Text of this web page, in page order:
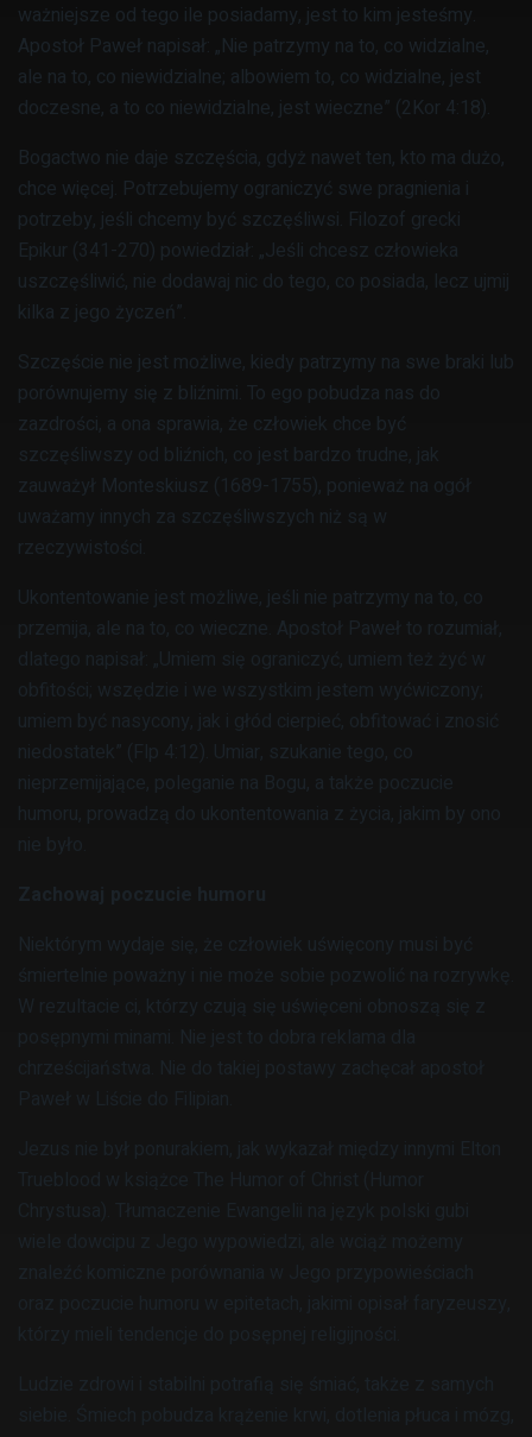
ważniejsze od tego ile posiadamy, jest to kim jesteśmy.
Apostoł Paweł napisał: „Nie patrzymy na to, co widzialne,
ale na to, co niewidzialne; albowiem to, co widzialne, jest
doczesne, a to co niewidzialne, jest wieczne” (2Kor 4:18).
Bogactwo nie daje szczęścia, gdyż nawet ten, kto ma dużo,
chce więcej. Potrzebujemy ograniczyć swe pragnienia i
potrzeby, jeśli chcemy być szczęśliwsi. Filozof grecki
Epikur (341-270) powiedział: „Jeśli chcesz człowieka
uszczęśliwić, nie dodawaj nic do tego, co posiada, lecz ujmij
kilka z jego życzeń”.
Szczęście nie jest możliwe, kiedy patrzymy na swe braki lub
porównujemy się z bliźnimi. To ego pobudza nas do
zazdrości, a ona sprawia, że człowiek chce być
szczęśliwszy od bliźnich, co jest bardzo trudne, jak
zauważył Monteskiusz (1689-1755), ponieważ na ogół
uważamy innych za szczęśliwszych niż są w
rzeczywistości.
Ukontentowanie jest możliwe, jeśli nie patrzymy na to, co
przemija, ale na to, co wieczne. Apostoł Paweł to rozumiał,
dlatego napisał: „Umiem się ograniczyć, umiem też żyć w
obfitości; wszędzie i we wszystkim jestem wyćwiczony;
umiem być nasycony, jak i głód cierpieć, obfitować i znosić
niedostatek” (Flp 4:12). Umiar, szukanie tego, co
nieprzemijające, poleganie na Bogu, a także poczucie
humoru, prowadzą do ukontentowania z życia, jakim by ono